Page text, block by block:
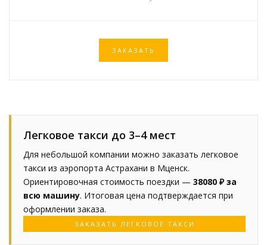
ЗАКАЗАТЬ
Легковое такси до 3–4 мест
Для небольшой компании можно заказать легковое
такси из аэропорта Астрахани в Мценск.
Ориентировочная стоимость поездки — 38080 ₽ за
всю машину. Итоговая цена подтверждается при
оформлении заказа.
ЗАКАЗАТЬ ЛЕГКОВОЕ ТАКСИ